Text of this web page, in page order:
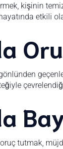
kişinin
etkili
tutmak,